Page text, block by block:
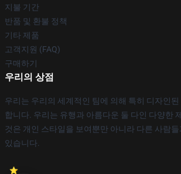
지불 기간
반품 및 환불 정책
기타 제품
고객지원 (FAQ)
구매하기
우리의 상점
우리는 우리의 세계적인 팀에 의해 특히 디자인
합니다. 우리는 유행과 아름다운 둘 다인 다양한
것은 개인 스타일을 보여뿐만 아니라 다른 사람
있습니다.